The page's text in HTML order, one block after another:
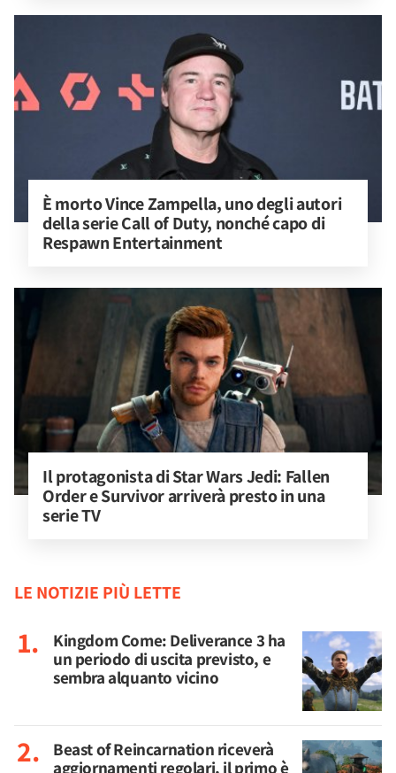
È morto Vince Zampella, uno degli autori
della serie Call of Duty, nonché capo di
Respawn Entertainment
Il protagonista di Star Wars Jedi: Fallen
Order e Survivor arriverà presto in una
serie TV
LE NOTIZIE PIÙ LETTE
Kingdom Come: Deliverance 3 ha
un periodo di uscita previsto, e
sembra alquanto vicino
Beast of Reincarnation riceverà
aggiornamenti regolari, il primo è